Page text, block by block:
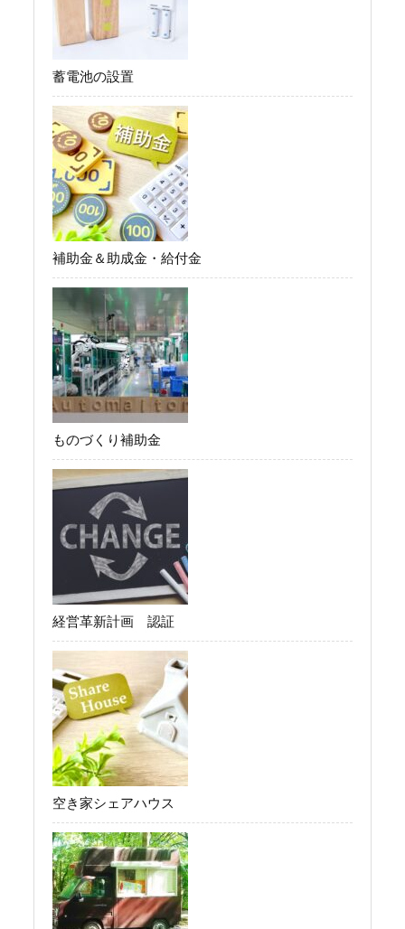
蓄電池の設置
補助金＆助成金・給付金
ものづくり補助金
経営革新計画 認証
空き家シェアハウス